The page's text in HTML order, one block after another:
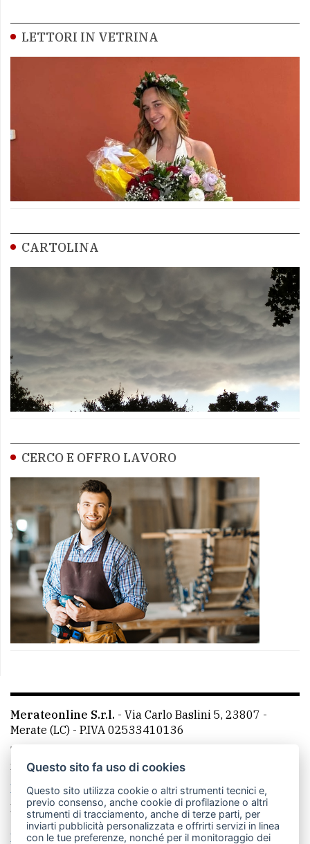
LETTORI IN VETRINA
CARTOLINA
CERCO E OFFRO LAVORO
Merateonline S.r.l. - Via Carlo Baslini 5, 23807 -
Merate (LC) - P.IVA 02533410136
Telefono:
mail: redazione@merateonline.it
La redazione
CasateOnline LeccoOnline
RSS
Made by VIP
Privacy policy Cookie policy
Questo sito fa uso di cookies
Questo sito utilizza cookie o altri strumenti tecnici e,
previo consenso, anche cookie di profilazione o altri
strumenti di tracciamento, anche di terze parti, per
inviarti pubblicità personalizzata e offrirti servizi in linea
con le tue preferenze, nonché per il monitoraggio dei